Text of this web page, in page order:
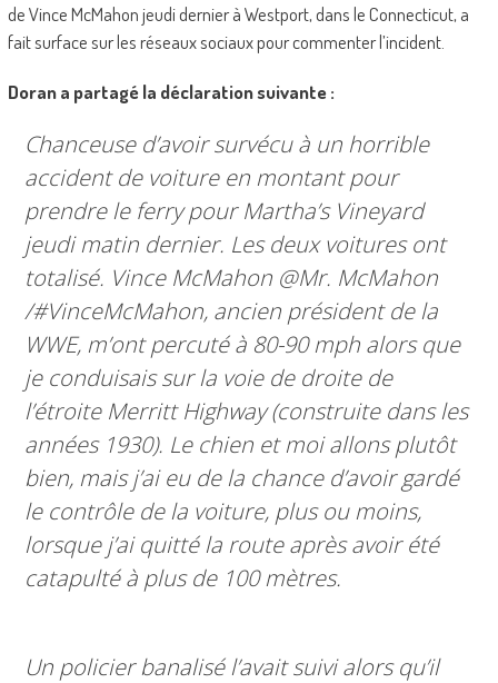
de Vince McMahon jeudi dernier à Westport, dans le Connecticut, a
fait surface sur les réseaux sociaux pour commenter l’incident.
Doran a partagé la déclaration suivante :
Chanceuse d’avoir survécu à un horrible
accident de voiture en montant pour
prendre le ferry pour Martha’s Vineyard
jeudi matin dernier. Les deux voitures ont
totalisé. Vince McMahon @Mr. McMahon
/#VinceMcMahon, ancien président de la
WWE, m’ont percuté à 80-90 mph alors que
je conduisais sur la voie de droite de
l’étroite Merritt Highway (construite dans les
années 1930). Le chien et moi allons plutôt
bien, mais j’ai eu de la chance d’avoir gardé
le contrôle de la voiture, plus ou moins,
lorsque j’ai quitté la route après avoir été
catapulté à plus de 100 mètres.
Un policier banalisé l’avait suivi alors qu’il